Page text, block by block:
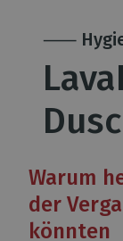
⸺
Warum
der
könnten